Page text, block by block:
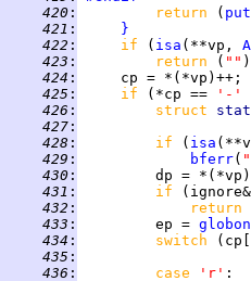
420 : return (
421 :
}
422 : if ( isa (**vp,
423 : return ( ""
424 :
425 : if (*cp ==
'-'
426 : struct
427 :
428 : if ( isa
429 : bferr(
430 :
431 : if
(ignore&
432 :
return
433 :
         ep =
434 : switch
(cp[
435 :
436 : case 'r'